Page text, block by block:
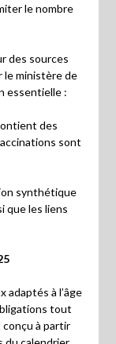
le nombre
des sources
le ministère de
essentielle :
des
sont
synthétique
que les liens
adaptés à l’âge
tout
à partir